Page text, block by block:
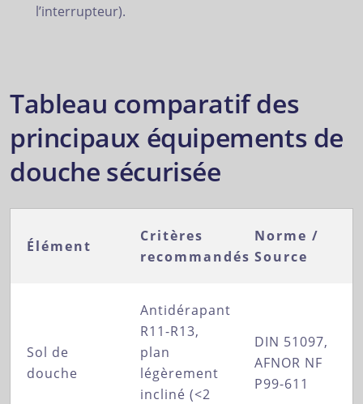
l’interrupteur).
Tableau comparatif des
principaux équipements de
douche sécurisée
Élément
Critères
recommandés
Norme /
Source
Sol de
douche
Antidérapant
R11-R13,
plan
légèrement
incliné (<2
DIN 51097,
AFNOR NF
P99-611